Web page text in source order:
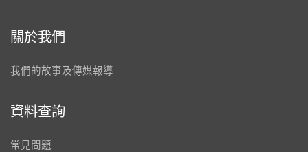
關於我們
我們的故事及傳媒報導
資料查詢
常見問題